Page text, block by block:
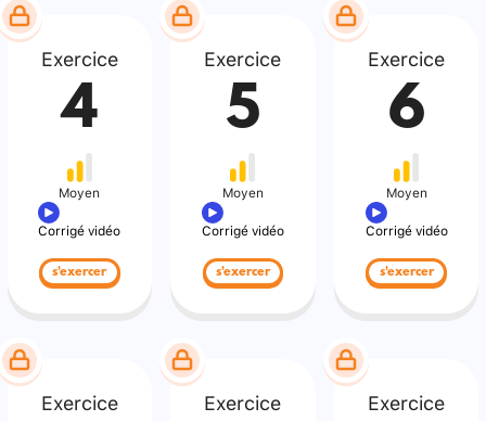
Exercice
4
Moyen
Corrigé vidéo
s'exercer
Exercice
5
Moyen
Corrigé vidéo
s'exercer
Exercice
6
Moyen
Corrigé vidéo
s'exercer
Exercice Exercice Exercice